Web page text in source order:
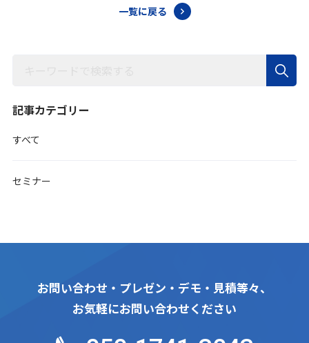
一覧に戻る
記事カテゴリー
すべて
セミナー
お問い合わせ・プレゼン・デモ・見積等々、
お気軽にお問い合わせください